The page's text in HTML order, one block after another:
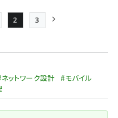
送
Page
2
Page
3
ットワーク設計
#モバイル